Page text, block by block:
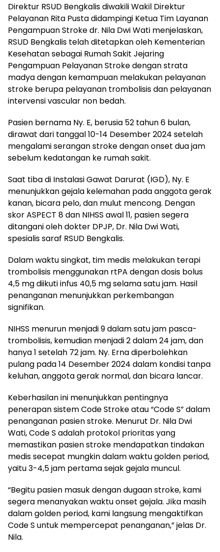
Direktur RSUD Bengkalis diwakili Wakil Direktur
Pelayanan Rita Pusta didampingi Ketua Tim Layanan
Pengampuan Stroke dr. Nila Dwi Wati menjelaskan,
RSUD Bengkalis telah ditetapkan oleh Kementerian
Kesehatan sebagai Rumah Sakit Jejaring
Pengampuan Pelayanan Stroke dengan strata
madya dengan kemampuan melakukan pelayanan
stroke berupa pelayanan trombolisis dan pelayanan
intervensi vascular non bedah.
Pasien bernama Ny. E, berusia 52 tahun 6 bulan,
dirawat dari tanggal 10-14 Desember 2024 setelah
mengalami serangan stroke dengan onset dua jam
sebelum kedatangan ke rumah sakit.
Saat tiba di Instalasi Gawat Darurat (IGD), Ny. E
menunjukkan gejala kelemahan pada anggota gerak
kanan, bicara pelo, dan mulut mencong. Dengan
skor ASPECT 8 dan NIHSS awal 11, pasien segera
ditangani oleh dokter DPJP, Dr. Nila Dwi Wati,
spesialis saraf RSUD Bengkalis.
Dalam waktu singkat, tim medis melakukan terapi
trombolisis menggunakan rtPA dengan dosis bolus
4,5 mg diikuti infus 40,5 mg selama satu jam. Hasil
penanganan menunjukkan perkembangan
signifikan.
NIHSS menurun menjadi 9 dalam satu jam pasca-
trombolisis, kemudian menjadi 2 dalam 24 jam, dan
hanya 1 setelah 72 jam. Ny. Erna diperbolehkan
pulang pada 14 Desember 2024 dalam kondisi tanpa
keluhan, anggota gerak normal, dan bicara lancar.
Keberhasilan ini menunjukkan pentingnya
penerapan sistem Code Stroke atau “Code S” dalam
penanganan pasien stroke. Menurut Dr. Nila Dwi
Wati, Code S adalah protokol prioritas yang
memastikan pasien stroke mendapatkan tindakan
medis secepat mungkin dalam waktu golden period,
yaitu 3-4,5 jam pertama sejak gejala muncul.
“Begitu pasien masuk dengan dugaan stroke, kami
segera menanyakan waktu onset gejala. Jika masih
dalam golden period, kami langsung mengaktifkan
Code S untuk mempercepat penanganan,” jelas Dr.
Nila.